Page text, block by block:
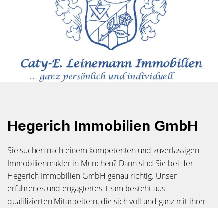
Hegerich Immobilien GmbH
Sie suchen nach einem kompetenten und zuverlässigen
Immobilienmakler in München? Dann sind Sie bei der
Hegerich Immobilien GmbH genau richtig. Unser
erfahrenes und engagiertes Team besteht aus
qualifizierten Mitarbeitern, die sich voll und ganz mit ihrer